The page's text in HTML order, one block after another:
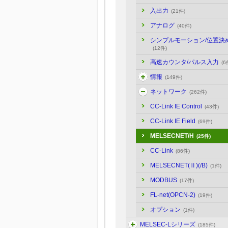
入出力 (21件)
アナログ (40件)
シンプルモーション/位置決
(12件)
高速カウンタ/パルス入力 (6
情報 (149件)
ネットワーク (262件)
CC-Link IE Control (43件)
CC-Link IE Field (69件)
MELSECNET/H (25件)
CC-Link (86件)
MELSECNET(Ⅱ)(/B) (1件)
MODBUS (17件)
FL-net(OPCN-2) (19件)
オプション (1件)
MELSEC-Lシリーズ (185件)